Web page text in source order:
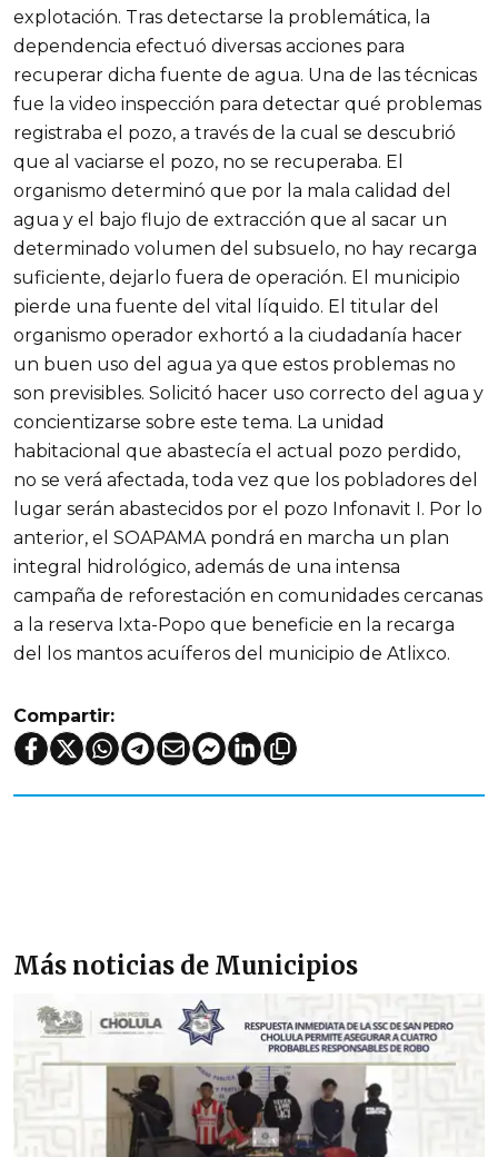
explotación. Tras detectarse la problemática, la
dependencia efectuó diversas acciones para
recuperar dicha fuente de agua. Una de las técnicas
fue la video inspección para detectar qué problemas
registraba el pozo, a través de la cual se descubrió
que al vaciarse el pozo, no se recuperaba. El
organismo determinó que por la mala calidad del
agua y el bajo flujo de extracción que al sacar un
determinado volumen del subsuelo, no hay recarga
suficiente, dejarlo fuera de operación. El municipio
pierde una fuente del vital líquido. El titular del
organismo operador exhortó a la ciudadanía hacer
un buen uso del agua ya que estos problemas no
son previsibles. Solicitó hacer uso correcto del agua y
concientizarse sobre este tema. La unidad
habitacional que abastecía el actual pozo perdido,
no se verá afectada, toda vez que los pobladores del
lugar serán abastecidos por el pozo Infonavit I. Por lo
anterior, el SOAPAMA pondrá en marcha un plan
integral hidrológico, además de una intensa
campaña de reforestación en comunidades cercanas
a la reserva Ixta-Popo que beneficie en la recarga
del los mantos acuíferos del municipio de Atlixco.
Compartir:
Más noticias de Municipios